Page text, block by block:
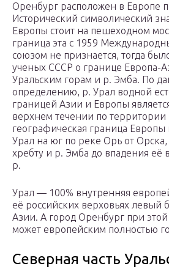
Оренбург расположен в Европе
Исторический символический
Европы стоит на пешеходном
граница эта с 1959
союзом не признается, тогда
ученых СССР о границе Европа-
Уральским горам и р. Эмба. По
определению, р. Урал водной
границей Азии и Европы
верхнем течении по территории
географическая граница Европы
Урал на юг по реке Орь от
хребту и р. Эмба до впадения её
р.
Урал — 100% внутренняя
её российских верховьях левый
Азии. А город Оренбург при этой
может европейским полностью
Северная часть